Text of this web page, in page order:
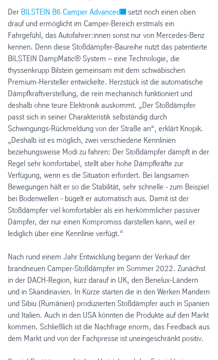
Der BILSTEIN B6 Camper Advanced
setzt noch einen oben
drauf und ermöglicht im Camper-Bereich erstmals ein
Fahrgefühl, das Autofahrer:innen sonst nur von Mercedes-Benz
kennen. Denn diese Stoßdämpfer-Baureihe nutzt das patentierte
BILSTEIN DampMatic® System – eine Technologie, die
thyssenkrupp Bilstein gemeinsam mit dem schwäbischen
Premium-Hersteller entwickelte. Herzstück ist die automatische
Dämpfkraftverstellung, die rein mechanisch funktioniert und
deshalb ohne teure Elektronik auskommt. „Der Stoßdämpfer
passt sich in seiner Charakteristik selbständig durch
Schwingungs-Rückmeldung von der Straße an“, erklärt Knopik.
„Deshalb ist es möglich, zwei verschiedene Kennlinien
beziehungsweise Modi zu fahren: Der Stoßdämpfer dämpft in der
Regel sehr komfortabel, stellt aber hohe Dämpfkräfte zur
Verfügung, wenn es die Situation erfordert. Bei langsamen
Bewegungen hält er so die Stabilität, sehr schnelle - zum Beispiel
bei Bodenwellen - bügelt er automatisch aus. Damit ist der
Stoßdämpfer viel komfortabler als ein herkömmlicher passiver
Dämpfer, der nur einen Kompromiss darstellen kann, weil er
lediglich über eine Kennlinie verfügt.“
Nach rund einem Jahr Entwicklung begann der Verkauf der
brandneuen Camper-Stoßdämpfer im Sommer 2022. Zunächst
in der DACH-Region, kurz darauf in UK, den Benelux-Ländern
und in Skandinavien. In Kürze starten die in den Werken Mandern
und Sibiu (Rumänien) produzierten Stoßdämpfer auch in Spanien
und Italien. Auch in den USA könnten die Produkte auf den Markt
kommen. Schließlich ist die Nachfrage enorm, das Feedback aus
dem Markt und von der Fachpresse ist uneingeschränkt positiv.